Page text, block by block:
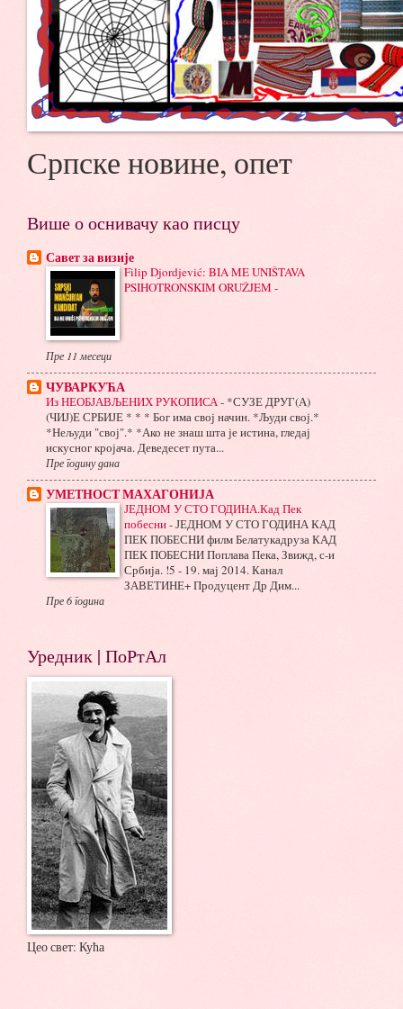
Српске новине, опет
Више о оснивачу као писцу
Савет за визије
Filip Djordjević: BIA ME UNIŠTAVA
PSIHOTRONSKIM ORUŽJEM-
Пре 11 месеци
ЧУВАРКУЋА
Из НЕОБЈАВЉЕНИХ РУКОПИСА- *СУЗЕ ДРУГ(А)
(ЧИЈ)Е СРБИЈЕ * * * Бог има свој начин. *Људи свој.*
*Нељуди "свој".* *Ако не знаш шта је истина, гледај
искусног кројача. Деведесет пута...
Пре годину дана
УМЕТНОСТ МАХАГОНИЈА
ЈЕДНОМ У СТО ГОДИНА.Кад Пек
побесни-ЈЕДНОМ У СТО ГОДИНА КАД
ПЕК ПОБЕСНИ филм Белатукадруза КАД
ПЕК ПОБЕСНИ Поплава Пека, Звижд, с-и
Србија. !5 - 19. мај 2014. Канал
ЗАВЕТИНЕ+ Продуцент Др Дим...
Пре 6 година
Уредник | ПоРтАл
Цео свет: Кућа